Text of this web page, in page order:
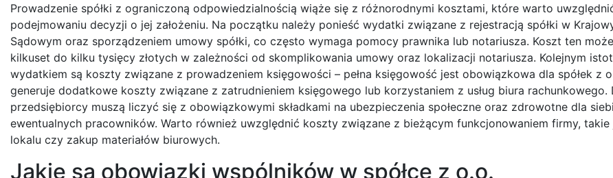
Prowadzenie spółki z ograniczoną odpowiedzialnością wiąże się z różnorodnymi kosztami, które warto
podejmowaniu decyzji o jej założeniu. Na początku należy ponieść wydatki związane z rejestracją spółki w
Sądowym oraz sporządzeniem umowy spółki, co często wymaga pomocy prawnika lub notariusza. Koszt ten
kilkuset do kilku tysięcy złotych w zależności od skomplikowania umowy oraz lokalizacji notariusza. Kolejnym
wydatkiem są koszty związane z prowadzeniem księgowości – pełna księgowość jest obowiązkowa dla spółek z
generuje dodatkowe koszty związane z zatrudnieniem księgowego lub korzystaniem z usług biura rachunkowego.
przedsiębiorcy muszą liczyć się z obowiązkowymi składkami na ubezpieczenia społeczne oraz zdrowotne dla
ewentualnych pracowników. Warto również uwzględnić koszty związane z bieżącym funkcjonowaniem firmy, takie
lokalu czy zakup materiałów biurowych.
Jakie są obowiązki wspólników w spółce z o.o.